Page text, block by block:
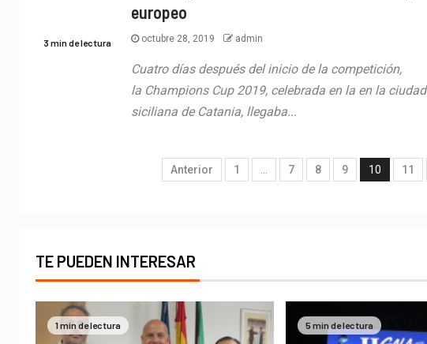
3 min de lectura
europeo
octubre 28, 2019 admin
Cuatro días después del inicio de la competición,
la Champions Cup 2019, celebrada en la en la ciudad
siciliana de Catania, llegaba...
Anterior 1 7 8 9 10 11
TE PUEDEN INTERESAR
1 min de lectura 5 min de lectura